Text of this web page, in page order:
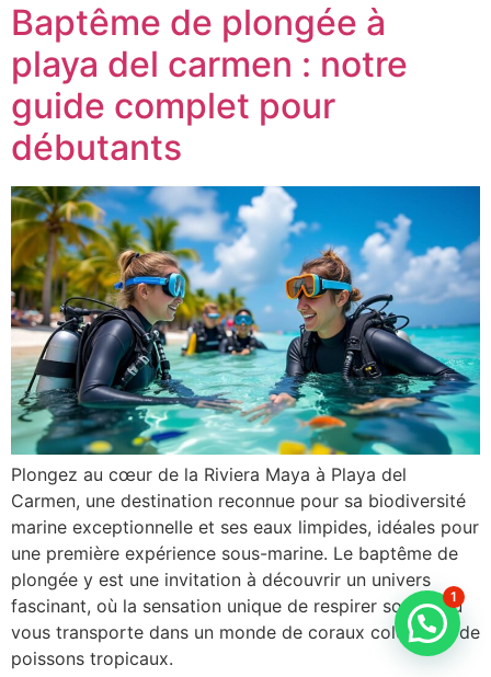
Baptême de plongée à
playa del carmen : notre
guide complet pour
débutants
Plongez au cœur de la Riviera Maya à Playa del
Carmen, une destination reconnue pour sa biodiversité
marine exceptionnelle et ses eaux limpides, idéales pour
une première expérience sous-marine. Le baptême de
plongée y est une invitation à découvrir un univers
fascinant, où la sensation unique de respirer sous l’eau
vous transporte dans un monde de coraux colorés et de
poissons tropicaux.
1